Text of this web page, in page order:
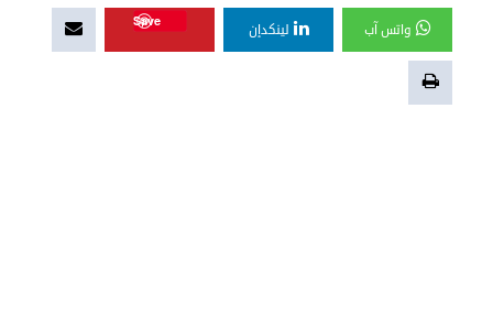
واتس آب لينكدإن
Save